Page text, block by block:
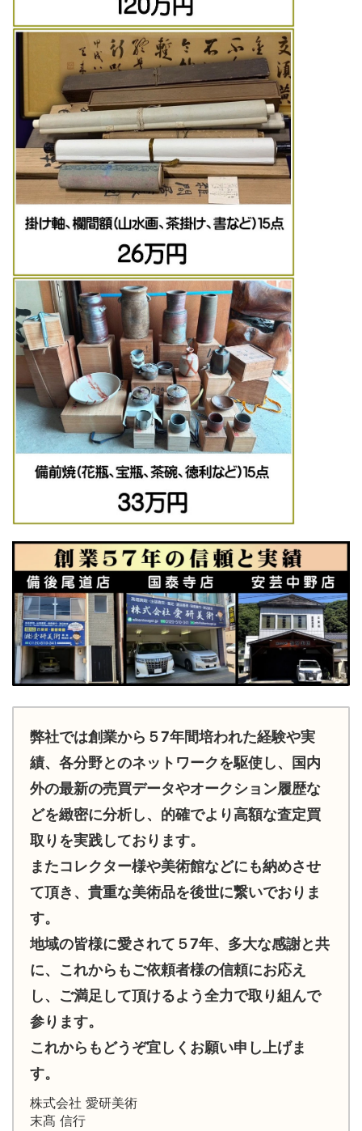
弊社では創業から５7年間培われた経験や実
績、各分野とのネットワークを駆使し、国内
外の最新の売買データやオークション履歴な
どを緻密に分析し、的確でより高額な査定買
取りを実践しております。
またコレクター様や美術館などにも納めさせ
て頂き、貴重な美術品を後世に繋いでおりま
す。
地域の皆様に愛されて５7年、多大な感謝と共
に、これからもご依頼者様の信頼にお応え
し、ご満足して頂けるよう全力で取り組んで
参ります。
これからもどうぞ宜しくお願い申し上げま
す。
株式会社 愛研美術
末髙 信行